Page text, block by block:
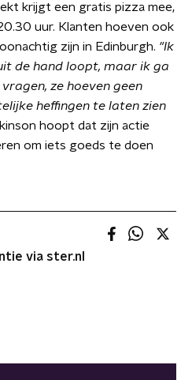
krijgt een gratis pizza mee,
uur. Klanten hoeven ook
zijn in Edinburgh. "Ik
de hand loopt, maar ik ga
ze hoeven geen
heffingen te laten zien
hoopt dat zijn actie
om iets goeds te doen
via ster.nl